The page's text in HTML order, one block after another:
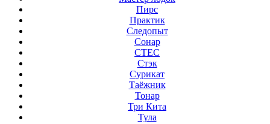
Пирс
Практик
Следопыт
Сонар
СТЕС
Стэк
Сурикат
Таёжник
Тонар
Три Кита
Тула